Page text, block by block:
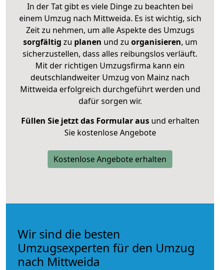
In der Tat gibt es viele Dinge zu beachten bei
einem Umzug nach Mittweida. Es ist wichtig, sich
Zeit zu nehmen, um alle Aspekte des Umzugs
sorgfältig zu planen und zu organisieren, um
sicherzustellen, dass alles reibungslos verläuft.
Mit der richtigen Umzugsfirma kann ein
deutschlandweiter Umzug von Mainz nach
Mittweida erfolgreich durchgeführt werden und
dafür sorgen wir.
Füllen Sie jetzt das Formular ausund erhalten
Sie kostenlose Angebote
Kostenlose Angebote erhalten
Wir sind die besten
Umzugsexperten für den Umzug
nach Mittweida